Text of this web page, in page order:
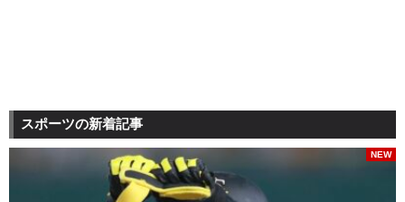
スポーツの新着記事
NEW